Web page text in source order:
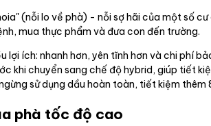
(nỗi lo về phà) - nỗi sợ hãi của một số
mua thực phẩm và đưa con đến trường.
lợi ích: nhanh hơn, yên tĩnh hơn và chi phí
khi chuyển sang chế độ hybrid, giúp tiết
sử dụng dầu hoàn toàn, tiết kiệm thêm
phà tốc độ cao